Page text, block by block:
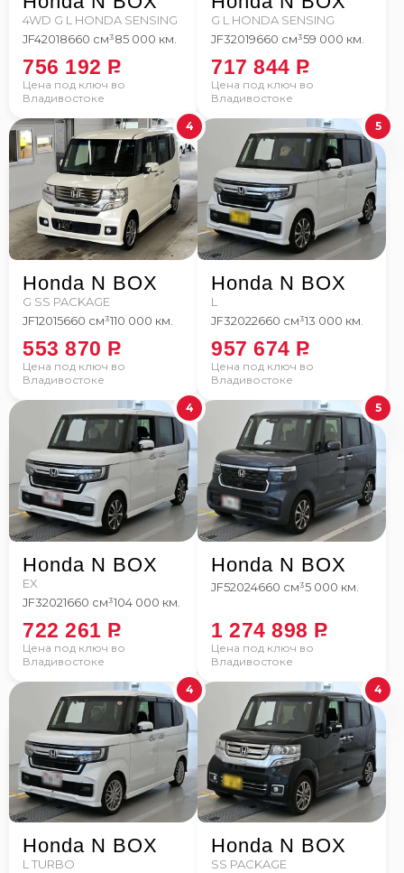
4WD G L HONDA SENSING
JF42018660 см³85 000 км.
Цена под ключ во
Владивостоке
756 192 P
G L HONDA SENSING
JF32019660 см³59 000 км.
Цена под ключ во
Владивостоке
717 844 P
4
Honda N BOX
G SS PACKAGE
JF12015660 см³110 000 км.
Цена под ключ во
Владивостоке
553 870 P
5
Honda N BOX
L
JF32022660 см³13 000 км.
Цена под ключ во
Владивостоке
957 674 P
4
Honda N BOX
EX
JF32021660 см³104 000 км.
Цена под ключ во
Владивостоке
722 261 P
5
Honda N BOX
JF52024660 см³5 000 км.
Цена под ключ во
Владивостоке
1 274 898 P
4
Honda N BOX
L TURBO
4
Honda N BOX
SS PACKAGE